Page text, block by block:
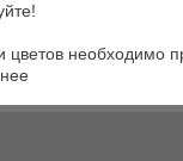
Артикул:
цветов необходимо